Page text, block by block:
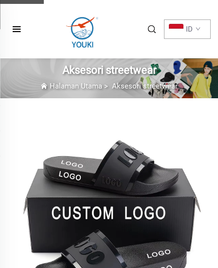
ID
Aksesori streetwear
Halaman Utama> Aksesori streetwear